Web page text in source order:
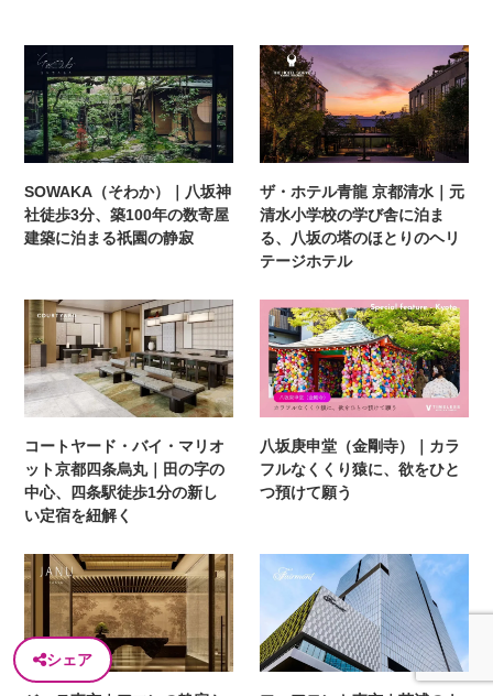
シェア
SOWAKA（そわか）｜八坂神
社徒歩3分、築100年の数寄屋
建築に泊まる祇園の静寂
ザ・ホテル青龍 京都清水｜元
清水小学校の学び舎に泊ま
る、八坂の塔のほとりのヘリ
テージホテル
コートヤード・バイ・マリオ
ット京都四条烏丸｜田の字の
中心、四条駅徒歩1分の新し
い定宿を紐解く
八坂庚申堂（金剛寺）｜カラ
フルなくくり猿に、欲をひと
つ預けて願う